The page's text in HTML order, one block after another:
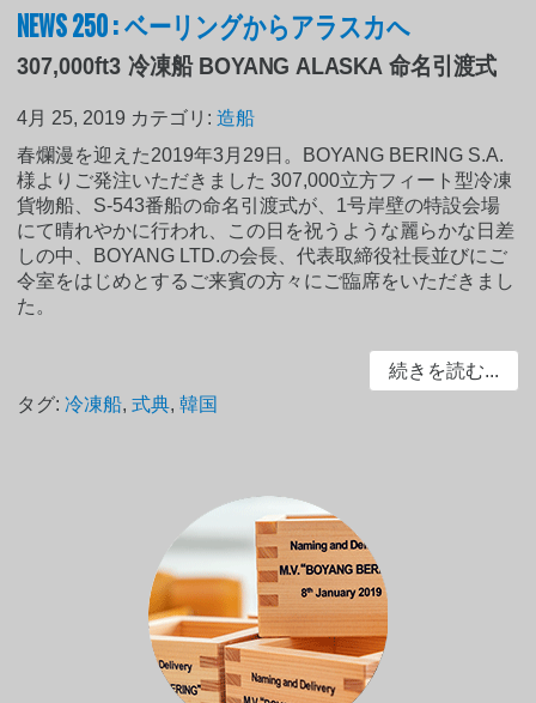
NEWS 250 : ベーリングからアラスカへ
307,000ft3 冷凍船 BOYANG ALASKA 命名引渡式
4月 25, 2019 カテゴリ:造船
春爛漫を迎えた2019年3月29日。BOYANG BERING S.A.
様よりご発注いただきました 307,000立方フィート型冷凍
貨物船、S-543番船の命名引渡式が、1号岸壁の特設会場
にて晴れやかに行われ、この日を祝うような麗らかな日差
しの中、BOYANG LTD.の会長、代表取締役社長並びにご
令室をはじめとするご来賓の方々にご臨席をいただきまし
た。
続きを読む...
タグ:冷凍船,式典,韓国